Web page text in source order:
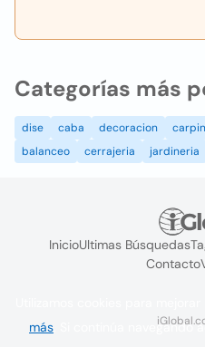
Categorías más
dise caba decoracion
balanceo
cerrajeria jardineria
InicioUltimas Búsquedas
Contacto
más . Si continúa navegando